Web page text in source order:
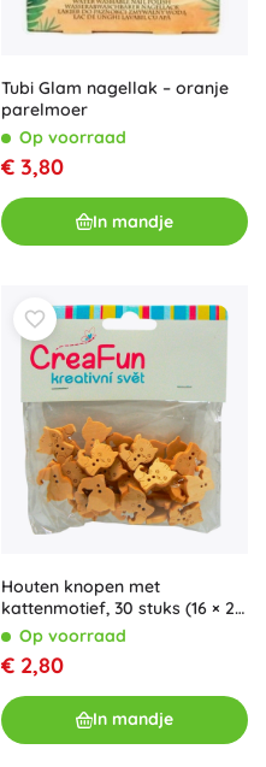
Tubi Glam nagellak – oranje
parelmoer
Op voorraad
€ 3,80
In mandje
Houten knopen met
kattenmotief, 30 stuks (16 × 21
mm)Op voorraad
€ 2,80
In mandje